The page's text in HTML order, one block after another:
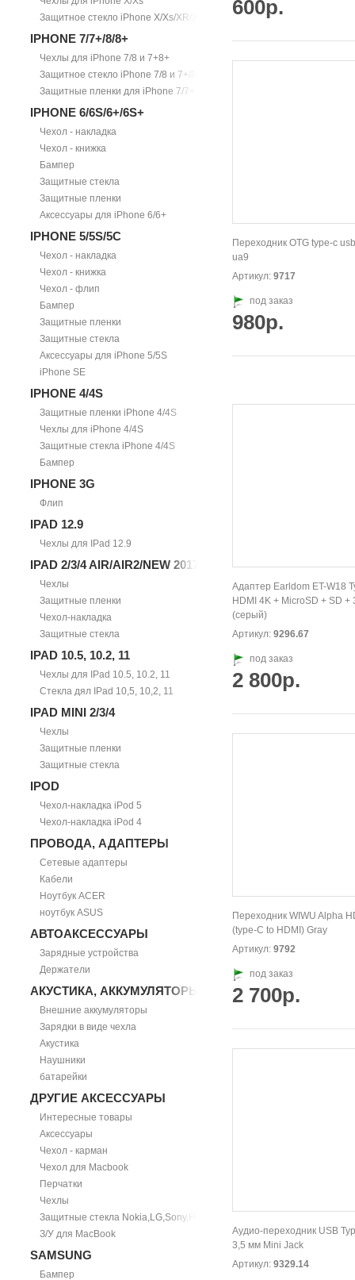
Защитное стекло iPhone X/Xs/XR/Xs Max
IPHONE 7/7+/8/8+
Чехлы для iPhone 7/8 и 7+8+
Защитное стекло iPhone 7/8 и 7+/8+
Защитные пленки для iPhone 7/7+
IPHONE 6/6S/6+/6S+
Чехол - накладка
Чехол - книжка
Бампер
Защитные стекла
Защитные пленки
Аксессуары для iPhone 6/6+
IPHONE 5/5S/5С
Чехол - накладка
Чехол - книжка
Чехол - флип
Бампер
Защитные пленки
Защитные стекла
Аксессуары для iPhone 5/5S
iPhone SE
IPHONE 4/4S
Защитные пленки iPhone 4/4S
Чехлы для iPhone 4/4S
Защитные стекла iPhone 4/4S
Бампер
IPHONE 3G
Флип
IPAD 12.9
Чехлы для IPad 12.9
IPAD 2/3/4 AIR/AIR2/NEW 2017
Чехлы
Защитные пленки
Чехол-накладка
Защитные стекла
IPAD 10.5, 10.2, 11
Чехлы для IPad 10.5, 10.2, 11
Стекла дял IPad 10,5, 10,2, 11
IPAD MINI 2/3/4
Чехлы
Защитные пленки
Защитные стекла
IPOD
Чехол-накладка iPod 5
Чехол-накладка iPod 4
ПРОВОДА, АДАПТЕРЫ
Сетевые адаптеры
Кабели
Ноутбук ACER
ноутбук ASUS
АВТОАКСЕССУАРЫ
Зарядные устройства
Держатели
АКУСТИКА, АККУМУЛЯТОРЫ
Внешние аккумуляторы
Зарядки в виде чехла
Акустика
Наушники
батарейки
ДРУГИЕ АКСЕССУАРЫ
Интересные товары
Аксессуары
Чехол - карман
Чехол для Macbook
Перчатки
Чехлы
Защитные стекла Nokia,LG,Sony,HTC
З/У для MacBook
SAMSUNG
Бампер
600р.
Переходник OTG type-c
ua9
Артикул: 9717
под заказ
980р.
Адаптер Earldom ET-W18
HDMI 4K + MicroSD + SD +
(серый)
Артикул: 9296.67
под заказ
2 800р.
Переходник WIWU Alpha
(type-C to HDMI) Gray
Артикул: 9792
под заказ
2 700р.
Аудио-переходник USB
3,5 мм Mini Jack
Артикул: 9329.14